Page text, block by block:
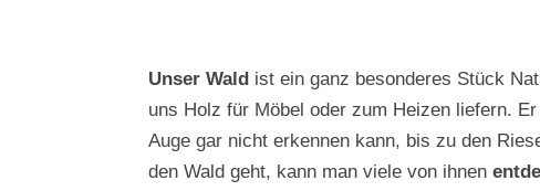
Unser Wald ist ein ganz besonderes Stück
uns Holz für Möbel oder zum Heizen liefern.
Auge gar nicht erkennen kann, bis zu den
den Wald geht, kann man viele von ihnen